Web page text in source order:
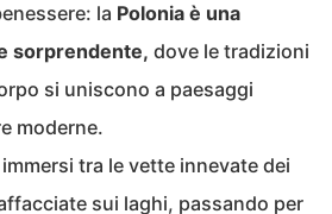
la Polonia è una
sorprendente, dove le tradizioni
si uniscono a paesaggi
moderne.
tra le vette innevate dei
sui laghi, passando per